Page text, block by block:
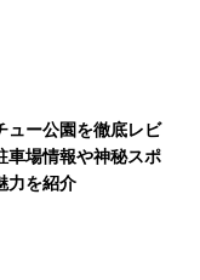
ュー公園を徹底レビ
車場情報や神秘スポ
力を紹介